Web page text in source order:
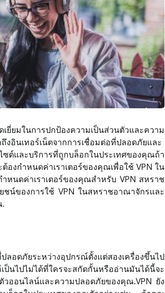
มในการปกป้องความเป็นส่วนตัวและความ
อินเทอร์เน็ตจากการเชื่อมต่อที่ปลอดภัยและ
ซต์และบริการที่ถูกบล็อกในประเทศของคุณถ้า
งกำหนดค่าเราเตอร์ของคุณเพื่อใช้ VPN ใน
หนดค่าเราเตอร์ของคุณสำหรับ VPN สหราช
ชน์ของการใช้ VPN ในสหราชอาณาจักรและ
ลอดภัยระหว่างอุปกรณ์ตั้งแต่สองเครื่องขึ้นไป
ปไม่ได้ที่ใครจะสกัดกั้นหรืออ่านมันได้นี้จะ
วออนไลน์และความปลอดภัยของคุณ.VPN ยัง